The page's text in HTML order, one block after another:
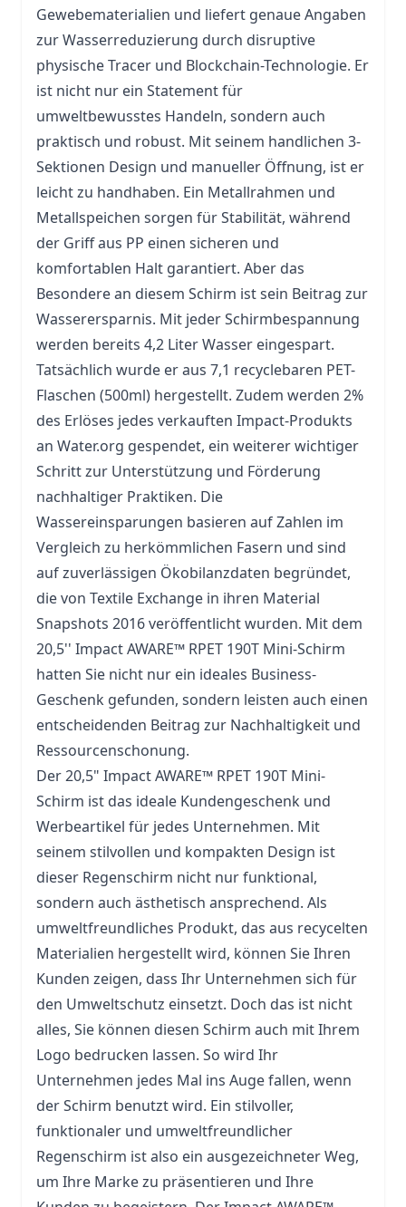
Gewebematerialien und liefert genaue Angaben
zur Wasserreduzierung durch disruptive
physische Tracer und Blockchain-Technologie. Er
ist nicht nur ein Statement für
umweltbewusstes Handeln, sondern auch
praktisch und robust. Mit seinem handlichen 3-
Sektionen Design und manueller Öffnung, ist er
leicht zu handhaben. Ein Metallrahmen und
Metallspeichen sorgen für Stabilität, während
der Griff aus PP einen sicheren und
komfortablen Halt garantiert. Aber das
Besondere an diesem Schirm ist sein Beitrag zur
Wasserersparnis. Mit jeder Schirmbespannung
werden bereits 4,2 Liter Wasser eingespart.
Tatsächlich wurde er aus 7,1 recyclebaren PET-
Flaschen (500ml) hergestellt. Zudem werden 2%
des Erlöses jedes verkauften Impact-Produkts
an Water.org gespendet, ein weiterer wichtiger
Schritt zur Unterstützung und Förderung
nachhaltiger Praktiken. Die
Wassereinsparungen basieren auf Zahlen im
Vergleich zu herkömmlichen Fasern und sind
auf zuverlässigen Ökobilanzdaten begründet,
die von Textile Exchange in ihren Material
Snapshots 2016 veröffentlicht wurden. Mit dem
20,5'' Impact AWARE™ RPET 190T Mini-Schirm
hatten Sie nicht nur ein ideales Business-
Geschenk gefunden, sondern leisten auch einen
entscheidenden Beitrag zur Nachhaltigkeit und
Ressourcenschonung.
Der 20,5" Impact AWARE™ RPET 190T Mini-
Schirm ist das ideale Kundengeschenk und
Werbeartikel für jedes Unternehmen. Mit
seinem stilvollen und kompakten Design ist
dieser Regenschirm nicht nur funktional,
sondern auch ästhetisch ansprechend. Als
umweltfreundliches Produkt, das aus recycelten
Materialien hergestellt wird, können Sie Ihren
Kunden zeigen, dass Ihr Unternehmen sich für
den Umweltschutz einsetzt. Doch das ist nicht
alles, Sie können diesen Schirm auch mit Ihrem
Logo bedrucken lassen. So wird Ihr
Unternehmen jedes Mal ins Auge fallen, wenn
der Schirm benutzt wird. Ein stilvoller,
funktionaler und umweltfreundlicher
Regenschirm ist also ein ausgezeichneter Weg,
um Ihre Marke zu präsentieren und Ihre